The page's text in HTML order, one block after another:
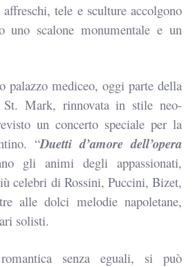
tele e sculture accolgono
uno scalone monumentale e un
palazzo mediceo, oggi parte della
St. Mark, rinnovata in stile neo-
un concerto speciale per la
“Duetti d’amore dell’opera
gli animi degli appassionati,
celebri di Rossini, Puccini, Bizet,
alle dolci melodie napoletane,
solisti.
senza eguali, si può